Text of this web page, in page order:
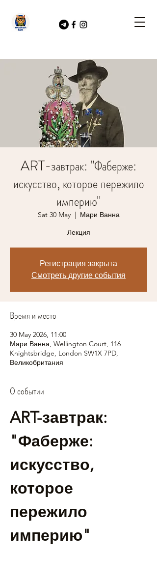
ART-завтрак: "Фаберже:
искусство, которое пережило
империю"
Sat 30 May
  |
Мари Ванна
Лекция
Регистрация закрыта
Смотреть другие события
Время и место
30 May 2026, 11:00
Мари Ванна, Wellington Court, 116
Knightsbridge, London SW1X 7PD,
Великобритания
О событии
ART-завтрак:
"Фаберже:
искусство,
которое
пережило
империю"